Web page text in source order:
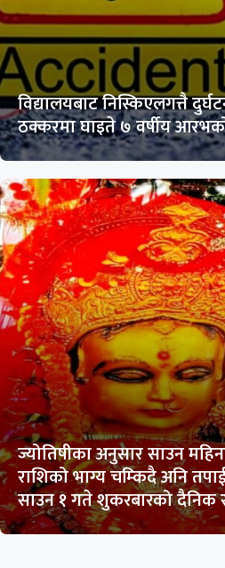
विद्यालयबाट निस्किएलगत्तै
ठक्करमा घाइते ७ वर्षीय
ज्योतिषीका अनुसार साउन
राशिको भाग्य चम्किदै अनि
साउन १ गते शुकरबारको दैनिक